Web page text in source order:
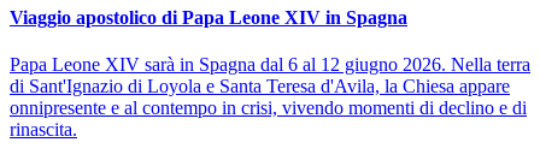
Viaggio apostolico di Papa Leone XIV in Spagna
Papa Leone XIV sarà in Spagna dal 6 al 12 giugno 2026. Nella terra
di Sant'Ignazio di Loyola e Santa Teresa d'Avila, la Chiesa appare
onnipresente e al contempo in crisi, vivendo momenti di declino e di
rinascita.